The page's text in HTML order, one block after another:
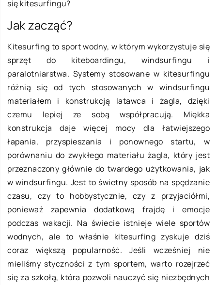
się kitesurfingu?
Jak zacząć?
Kitesurfing to sport wodny, w którym wykorzystuje się
sprzęt do kiteboardingu, windsurfingu i
paralotniarstwa. Systemy stosowane w kitesurfingu
różnią się od tych stosowanych w windsurfingu
materiałem i konstrukcją latawca i żagla, dzięki
czemu lepiej ze sobą współpracują. Miękka
konstrukcja daje więcej mocy dla łatwiejszego
łapania, przyspieszania i ponownego startu, w
porównaniu do zwykłego materiału żagla, który jest
przeznaczony głównie do twardego użytkowania, jak
w windsurfingu. Jest to świetny sposób na spędzanie
czasu, czy to hobbystycznie, czy z przyjaciółmi,
ponieważ zapewnia dodatkową frajdę i emocje
podczas wakacji. Na świecie istnieje wiele sportów
wodnych, ale to właśnie kitesurfing zyskuje dziś
coraz większą popularność. Jeśli wcześniej nie
mieliśmy styczności z tym sportem, warto rozejrzeć
się za szkołą, która pozwoli nauczyć się niezbędnych